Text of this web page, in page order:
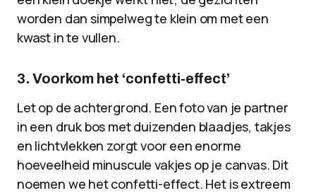
worden dan simpelweg te klein om met een
kwast in te vullen.
3. Voorkom het ‘confetti-effect’
Let op de achtergrond. Een foto van je partner
in een druk bos met duizenden blaadjes, takjes
en lichtvlekken zorgt voor een enorme
hoeveelheid minuscule vakjes op je canvas. Dit
noemen we het confetti-effect. Het is extreem